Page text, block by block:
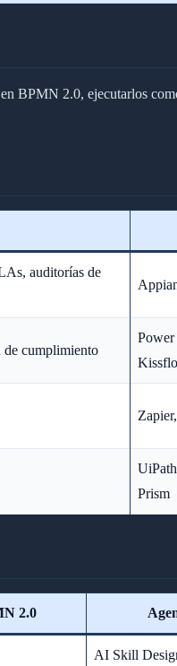
BPMN 2.0, ejecutarlos
auditorías de
de cumplimiento
Prism
2.0
AI Skill